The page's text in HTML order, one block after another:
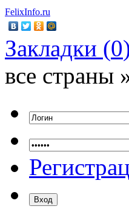
FelixInfo.ru
Закладки (0
все страны